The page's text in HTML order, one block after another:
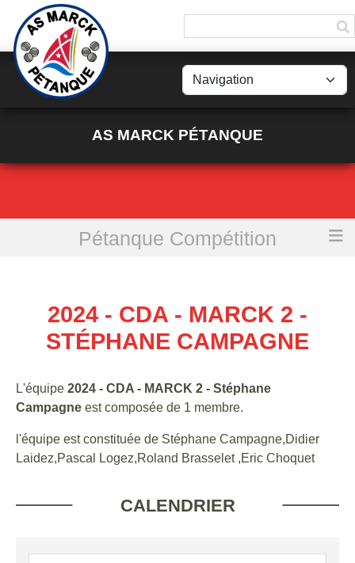
AS MARCK PÉTANQUE
Pétanque Compétition
2024 - CDA - MARCK 2 - Stéphane Campagne
2024 - CDA - MARCK 2 -
STÉPHANE CAMPAGNE
L'équipe 2024 - CDA - MARCK 2 - Stéphane
Campagne est composée de 1 membre.
l'équipe est constituée de Stéphane Campagne,Didier
Laidez,Pascal Logez,Roland Brasselet ,Eric Choquet
CALENDRIER
Panneau de gestion des cookies